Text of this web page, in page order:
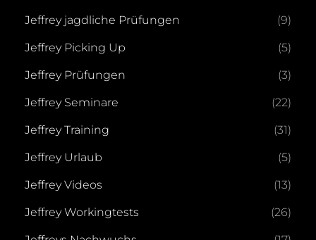
Jeffrey jagdliche Prüfungen (9)
Jeffrey Picking Up (5)
Jeffrey Prüfungen (3)
Jeffrey Seminare (22)
Jeffrey Training (31)
Jeffrey Urlaub (5)
Jeffrey Videos (13)
Jeffrey Workingtests (26)